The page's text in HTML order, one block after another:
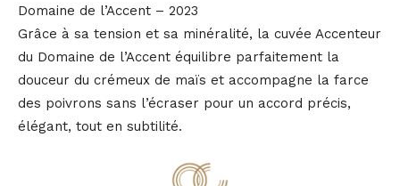
Domaine de l’Accent – 2023
Grâce à sa tension et sa minéralité, la cuvée Accenteur
du Domaine de l’Accent équilibre parfaitement la
douceur du crémeux de maïs et accompagne la farce
des poivrons sans l’écraser pour un accord précis,
élégant, tout en subtilité.